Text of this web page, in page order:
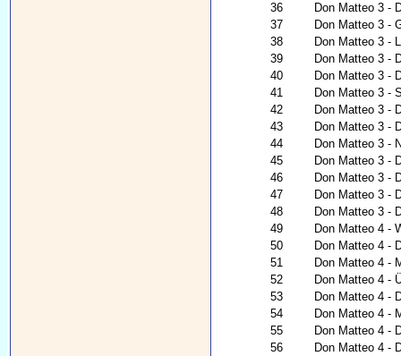
36
Don Matteo 3 -
37
Don Matteo 3 -
38
Don Matteo 3 -
39
Don Matteo 3 -
40
Don Matteo 3 -
41
Don Matteo 3 -
42
Don Matteo 3 -
43
Don Matteo 3 -
44
Don Matteo 3 -
45
Don Matteo 3 -
46
Don Matteo 3 -
47
Don Matteo 3 -
48
Don Matteo 3 -
49
Don Matteo 4 -
50
Don Matteo 4 -
51
Don Matteo 4 -
52
Don Matteo 4 -
53
Don Matteo 4 -
54
Don Matteo 4 -
55
Don Matteo 4 -
56
Don Matteo 4 -